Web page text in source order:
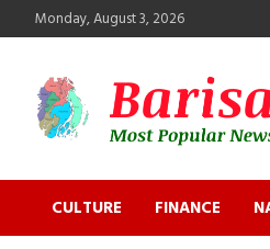
to
Monday, August 3, 2026
Barisal
CULTURE
FINANCE